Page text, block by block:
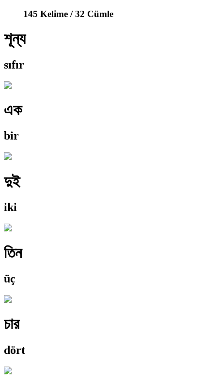
145 Kelime / 32 Cümle
শূন্য
sıfır
এক
bir
দুই
iki
তিন
üç
চার
dört